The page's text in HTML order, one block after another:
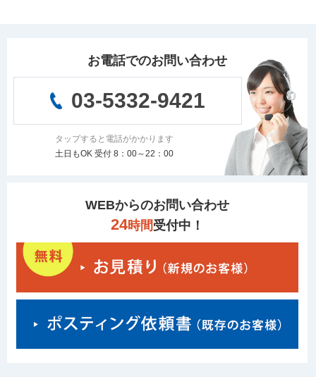
お電話でのお問い合わせ
03-5332-9421
タップすると電話がかかります
土日もOK 受付 8：00～22：00
WEBからのお問い合わせ
24時間受付中！